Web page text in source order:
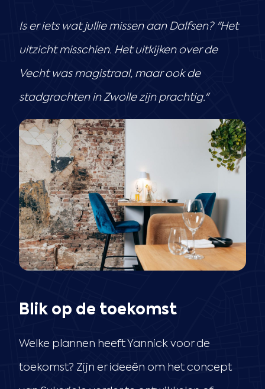
Is er iets wat jullie missen aan Dalfsen? "Het
uitzicht misschien. Het uitkijken over de
Vecht was magistraal, maar ook de
stadgrachten in Zwolle zijn prachtig."
Blik op de toekomst
Welke plannen heeft Yannick voor de
toekomst? Zijn er ideeën om het concept